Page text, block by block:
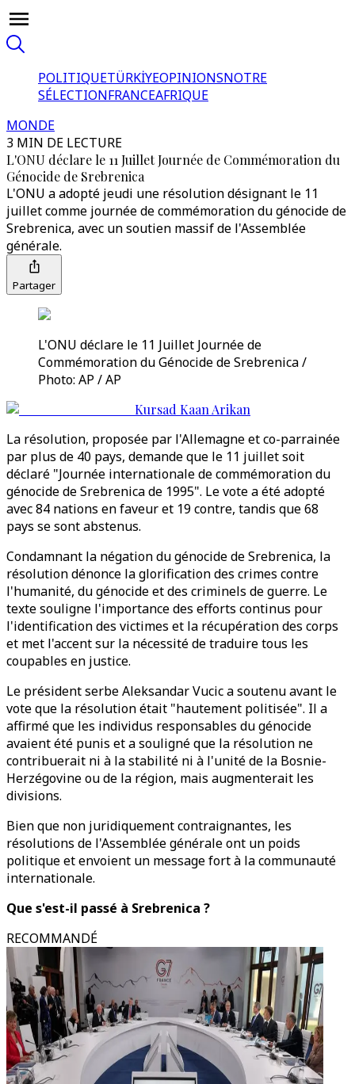
POLITIQUETÜRKİYEOPINIONSNOTRE
SÉLECTIONFRANCEAFRIQUE
MONDE
3 MIN DE LECTURE
L'ONU déclare le 11 Juillet Journée de Commémoration du
Génocide de Srebrenica
L'ONU a adopté jeudi une résolution désignant le 11
juillet comme journée de commémoration du génocide de
Srebrenica, avec un soutien massif de l'Assemblée
générale.
Partager
L'ONU déclare le 11 Juillet Journée de
Commémoration du Génocide de Srebrenica /
Photo: AP / AP
Kursad Kaan Arikan
La résolution, proposée par l'Allemagne et co-parrainée
par plus de 40 pays, demande que le 11 juillet soit
déclaré "Journée internationale de commémoration du
génocide de Srebrenica de 1995". Le vote a été adopté
avec 84 nations en faveur et 19 contre, tandis que 68
pays se sont abstenus.
Condamnant la négation du génocide de Srebrenica, la
résolution dénonce la glorification des crimes contre
l'humanité, du génocide et des criminels de guerre. Le
texte souligne l'importance des efforts continus pour
l'identification des victimes et la récupération des corps
et met l'accent sur la nécessité de traduire tous les
coupables en justice.
Le président serbe Aleksandar Vucic a soutenu avant le
vote que la résolution était "hautement politisée". Il a
affirmé que les individus responsables du génocide
avaient été punis et a souligné que la résolution ne
contribuerait ni à la stabilité ni à l'unité de la Bosnie-
Herzégovine ou de la région, mais augmenterait les
divisions.
Bien que non juridiquement contraignantes, les
résolutions de l'Assemblée générale ont un poids
politique et envoient un message fort à la communauté
internationale.
Que s'est-il passé à Srebrenica ?
RECOMMANDÉ